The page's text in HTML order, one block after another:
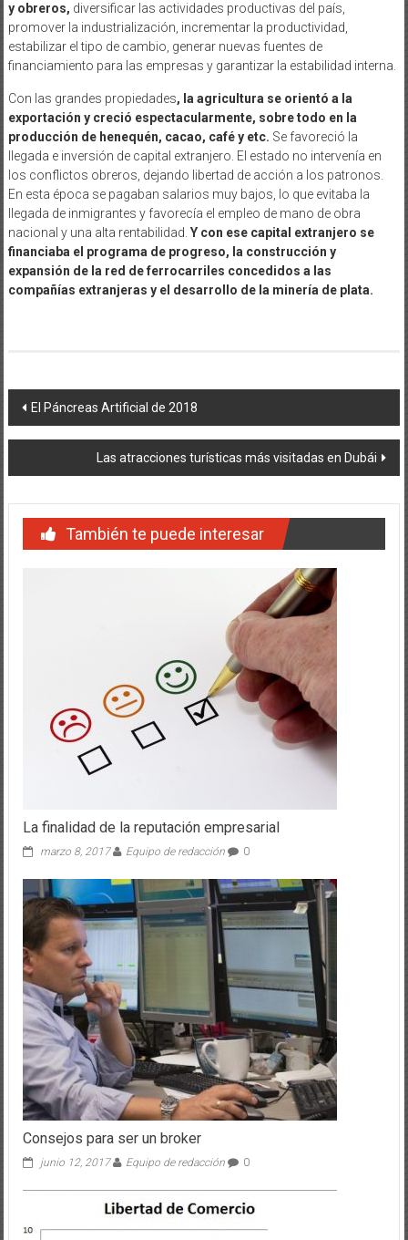
y obreros, diversificar las actividades productivas del país,
promover la industrialización, incrementar la productividad,
estabilizar el tipo de cambio, generar nuevas fuentes de
financiamiento para las empresas y garantizar la estabilidad interna.
Con las grandes propiedades, la agricultura se orientó a la
exportación y creció espectacularmente, sobre todo en la
producción de henequén, cacao, café y etc. Se favoreció la
llegada e inversión de capital extranjero. El estado no intervenía en
los conflictos obreros, dejando libertad de acción a los patronos.
En esta época se pagaban salarios muy bajos, lo que evitaba la
llegada de inmigrantes y favorecía el empleo de mano de obra
nacional y una alta rentabilidad. Y con ese capital extranjero se
financiaba el programa de progreso, la construcción y
expansión de la red de ferrocarriles concedidos a las
compañías extranjeras y el desarrollo de la minería de plata.
Navegación
de
entradas
El Páncreas Artificial de 2018
Las atracciones turísticas más visitadas en Dubái
También te puede interesar
La finalidad de la reputación empresarial
marzo 8, 2017 Equipo de redacción 0
Consejos para ser un broker
junio 12, 2017 Equipo de redacción 0